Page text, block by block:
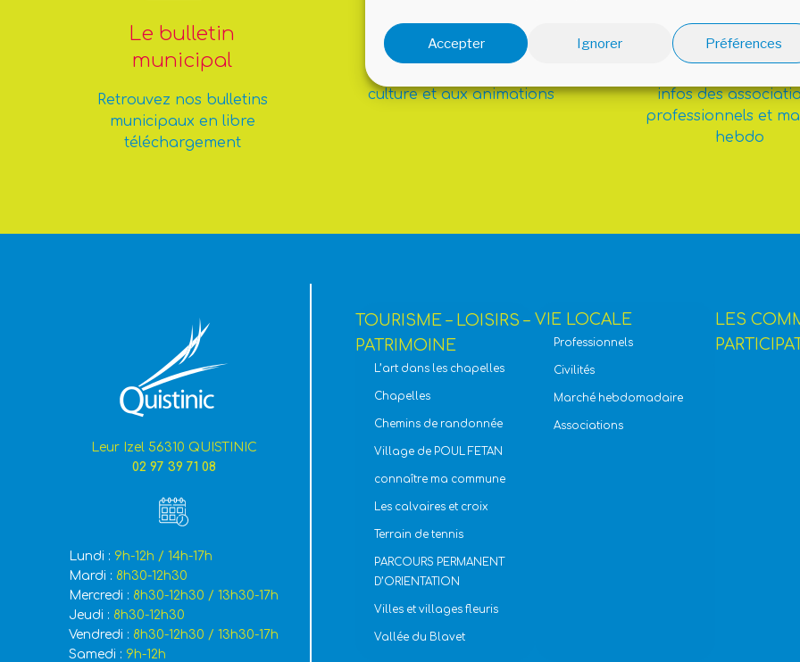
Accepter Ignorer Préférences
Le bulletin
municipal
Retrouvez nos bulletins
municipaux en libre
téléchargement
La médiathèque
culture et aux animations
Vie locale
infos des
professionnels et
hebdo
Leur Izel 56310 QUISTINIC
02 97 39 71 08
Lundi : 9h-12h / 14h-17h
Mardi : 8h30-12h30
Mercredi : 8h30-12h30 / 13h30-17h
Jeudi : 8h30-12h30
Vendredi : 8h30-12h30 / 13h30-17h
Samedi : 9h-12h
TOURISME – LOISIRS –
PATRIMOINE
L’art dans les chapelles
Chapelles
Chemins de randonnée
Village de POUL FETAN
connaître ma commune
Les calvaires et croix
Terrain de tennis
PARCOURS PERMANENT
D’ORIENTATION
Villes et villages fleuris
Vallée du Blavet
VIE LOCALE
Professionnels
Civilités
Marché hebdomadaire
Associations
LES